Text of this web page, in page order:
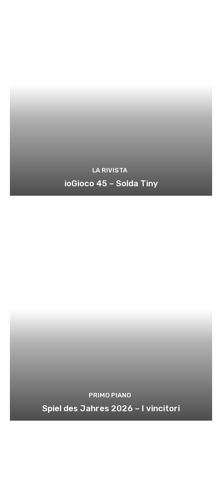
LA RIVISTA
ioGioco 45 – Solda Tiny
PRIMO PIANO
Spiel des Jahres 2026 – I vincitori